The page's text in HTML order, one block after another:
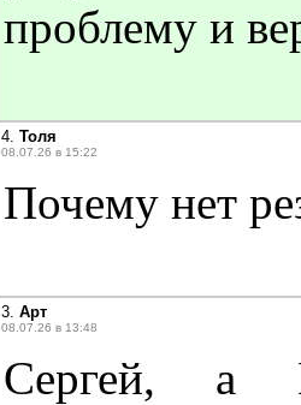
проблему и
4. Толя
08.07.26 в 15:22
Почему нет
3. Арт
08.07.26 в 13:48
Сергей, а